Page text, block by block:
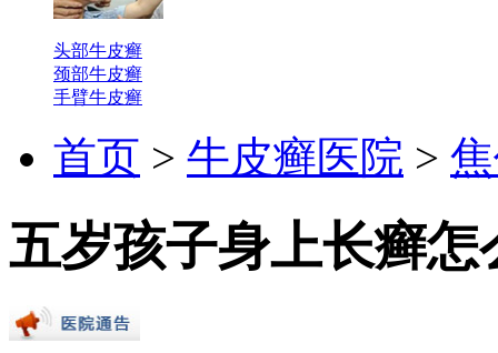
头部牛皮癣
颈部牛皮癣
手臂牛皮癣
首页 > 牛皮癣医院 >
五岁孩子身上长癣怎